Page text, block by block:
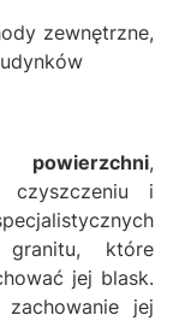
zewnętrzne,
powierzchni,
i
granitu, które
jej blask.
jej